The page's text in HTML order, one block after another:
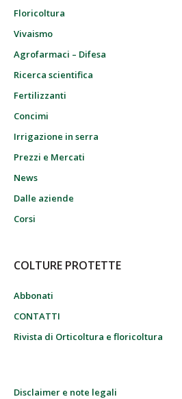
Floricoltura
Vivaismo
Agrofarmaci – Difesa
Ricerca scientifica
Fertilizzanti
Concimi
Irrigazione in serra
Prezzi e Mercati
News
Dalle aziende
Corsi
COLTURE PROTETTE
Abbonati
CONTATTI
Rivista di Orticoltura e floricoltura
Disclaimer e note legali